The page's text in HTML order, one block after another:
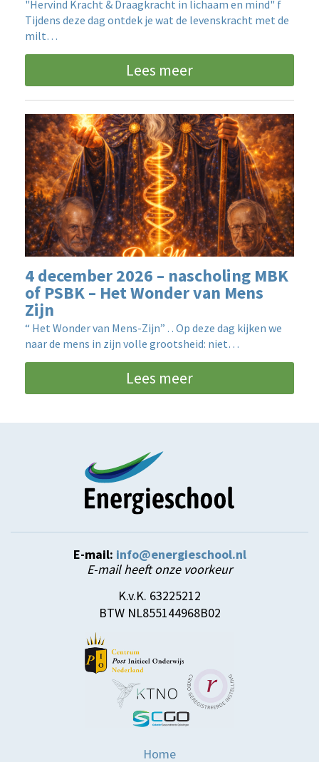
"Hervind Kracht & Draagkracht in lichaam en mind" f
Tijdens deze dag ontdek je wat de levenskracht met de
milt…
Lees meer
4 december 2026 – nascholing MBK
of PSBK – Het Wonder van Mens
Zijn
“ Het Wonder van Mens-Zijn” . . Op deze dag kijken we
naar de mens in zijn volle grootsheid: niet…
Lees meer
E-mail: info@energieschool.nl
E-mail heeft onze voorkeur
K.v.K. 63225212
BTW NL855144968B02
Home